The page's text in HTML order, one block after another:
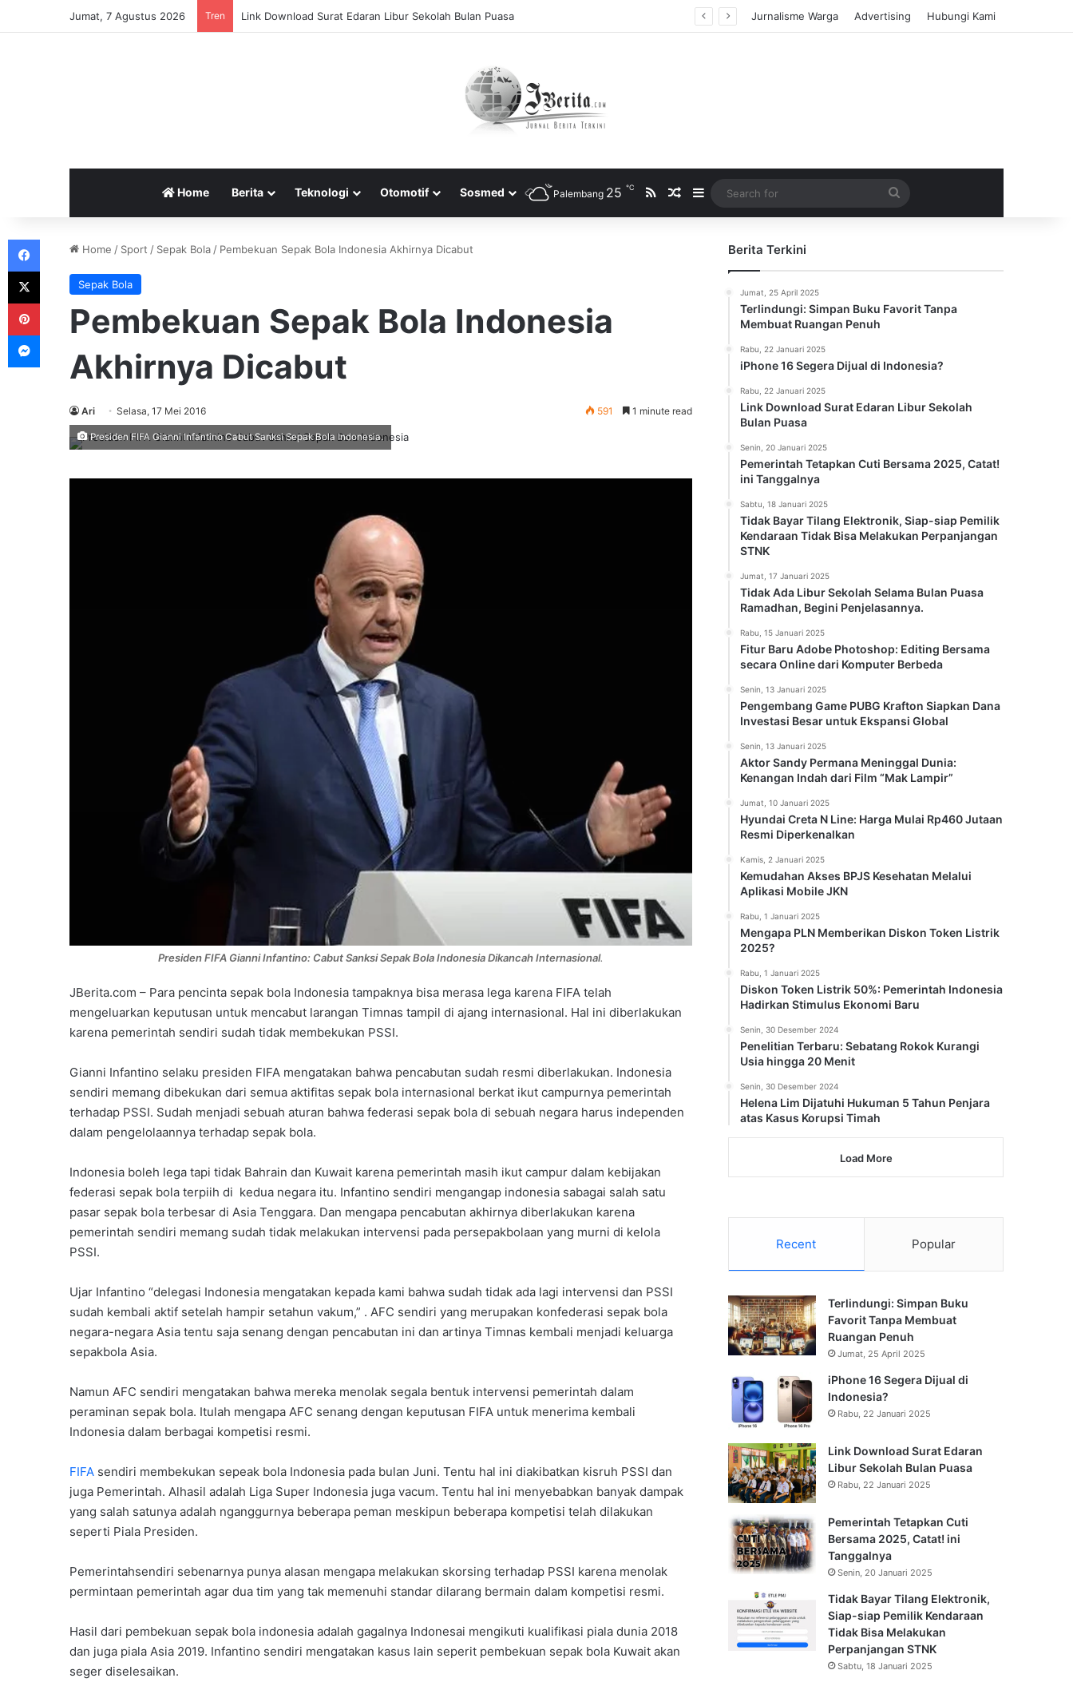
Jumat, 7 Agustus 2026 Tren Link Download Surat Edaran Libur Sekolah Bulan Puasa Jurnalisme Warga Advertising Hubungi Kami
Home Berita Teknologi Otomotif Sosmed Palembang 25 ℃ RSSRandom Article
Sidebar
for
Home / Sport / Sepak Bola / Pembekuan Sepak Bola Indonesia Akhirnya Dicabut
Sepak Bola
Pembekuan Sepak Bola Indonesia
Akhirnya Dicabut
Ari Selasa, 17 Mei 2016 591 1 minute read
Presiden FIFA Gianni Infantino Cabut Sanksi Sepak Bola Indonesia.
Presiden FIFA Gianni Infantino: Cabut Sanksi Sepak Bola Indonesia Dikancah Internasional.
JBerita.com – Para pencinta sepak bola Indonesia tampaknya bisa merasa lega karena FIFA telah
mengeluarkan keputusan untuk mencabut larangan Timnas tampil di ajang internasional. Hal ini diberlakukan
karena pemerintah sendiri sudah tidak membekukan PSSI.
Gianni Infantino selaku presiden FIFA mengatakan bahwa pencabutan sudah resmi diberlakukan. Indonesia
sendiri memang dibekukan dari semua aktifitas sepak bola internasional berkat ikut campurnya pemerintah
terhadap PSSI. Sudah menjadi sebuah aturan bahwa federasi sepak bola di sebuah negara harus independen
dalam pengelolaannya terhadap sepak bola.
Indonesia boleh lega tapi tidak Bahrain dan Kuwait karena pemerintah masih ikut campur dalam kebijakan
federasi sepak bola terpiih di kedua negara itu. Infantino sendiri mengangap indonesia sabagai salah satu
pasar sepak bola terbesar di Asia Tenggara. Dan mengapa pencabutan akhirnya diberlakukan karena
pemerintah sendiri memang sudah tidak melakukan intervensi pada persepakbolaan yang murni di kelola
PSSI.
Ujar Infantino “delegasi Indonesia mengatakan kepada kami bahwa sudah tidak ada lagi intervensi dan PSSI
sudah kembali aktif setelah hampir setahun vakum,” . AFC sendiri yang merupakan konfederasi sepak bola
negara-negara Asia tentu saja senang dengan pencabutan ini dan artinya Timnas kembali menjadi keluarga
sepakbola Asia.
Namun AFC sendiri mengatakan bahwa mereka menolak segala bentuk intervensi pemerintah dalam
peraminan sepak bola. Itulah mengapa AFC senang dengan keputusan FIFA untuk menerima kembali
Indonesia dalam berbagai kompetisi resmi.
FIFA sendiri membekukan sepeak bola Indonesia pada bulan Juni. Tentu hal ini diakibatkan kisruh PSSI dan
juga Pemerintah. Alhasil adalah Liga Super Indonesia juga vacum. Tentu hal ini menyebabkan banyak dampak
yang salah satunya adalah nganggurnya beberapa peman meskipun beberapa kompetisi telah dilakukan
seperti Piala Presiden.
Pemerintahsendiri sebenarnya punya alasan mengapa melakukan skorsing terhadap PSSI karena menolak
permintaan pemerintah agar dua tim yang tak memenuhi standar dilarang bermain dalam kompetisi resmi.
Hasil dari pembekuan sepak bola indonesia adalah gagalnya Indonesai mengikuti kualifikasi piala dunia 2018
dan juga piala Asia 2019. Infantino sendiri mengatakan kasus lain seperit pembekuan sepak bola Kuwait akan
seger diselesaikan.
Berita Terkini
Jumat, 25 April 2025
Terlindungi: Simpan Buku Favorit Tanpa
Membuat Ruangan Penuh
Rabu, 22 Januari 2025
iPhone 16 Segera Dijual di Indonesia?
Rabu, 22 Januari 2025
Link Download Surat Edaran Libur Sekolah
Bulan Puasa
Senin, 20 Januari 2025
Pemerintah Tetapkan Cuti Bersama 2025, Catat!
ini Tanggalnya
Sabtu, 18 Januari 2025
Tidak Bayar Tilang Elektronik, Siap-siap Pemilik
Kendaraan Tidak Bisa Melakukan Perpanjangan
STNK
Jumat, 17 Januari 2025
Tidak Ada Libur Sekolah Selama Bulan Puasa
Ramadhan, Begini Penjelasannya.
Rabu, 15 Januari 2025
Fitur Baru Adobe Photoshop: Editing Bersama
secara Online dari Komputer Berbeda
Senin, 13 Januari 2025
Pengembang Game PUBG Krafton Siapkan Dana
Investasi Besar untuk Ekspansi Global
Senin, 13 Januari 2025
Aktor Sandy Permana Meninggal Dunia:
Kenangan Indah dari Film “Mak Lampir”
Jumat, 10 Januari 2025
Hyundai Creta N Line: Harga Mulai Rp460 Jutaan
Resmi Diperkenalkan
Kamis, 2 Januari 2025
Kemudahan Akses BPJS Kesehatan Melalui
Aplikasi Mobile JKN
Rabu, 1 Januari 2025
Mengapa PLN Memberikan Diskon Token Listrik
2025?
Rabu, 1 Januari 2025
Diskon Token Listrik 50%: Pemerintah Indonesia
Hadirkan Stimulus Ekonomi Baru
Senin, 30 Desember 2024
Penelitian Terbaru: Sebatang Rokok Kurangi
Usia hingga 20 Menit
Senin, 30 Desember 2024
Helena Lim Dijatuhi Hukuman 5 Tahun Penjara
atas Kasus Korupsi Timah
Load More
Recent Popular
Terlindungi: Simpan Buku
Favorit Tanpa Membuat
Ruangan Penuh
Jumat, 25 April 2025
iPhone 16 Segera Dijual di
Indonesia?
Rabu, 22 Januari 2025
Link Download Surat Edaran
Libur Sekolah Bulan Puasa
Rabu, 22 Januari 2025
Pemerintah Tetapkan Cuti
Bersama 2025, Catat! ini
Tanggalnya
Senin, 20 Januari 2025
Tidak Bayar Tilang Elektronik,
Siap-siap Pemilik Kendaraan
Tidak Bisa Melakukan
Perpanjangan STNK
Sabtu, 18 Januari 2025
Facebook
X
Pinterest
Messenger